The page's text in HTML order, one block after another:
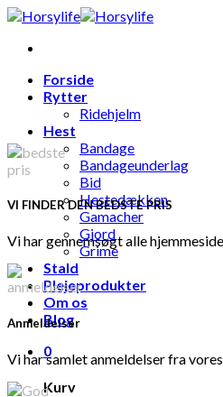
Skip
content
Forside
Rytter
Ridehjelm
Hest
Bandage
Bandageunderlag
Bid
Hestedækken
Gamacher
Gjord
Grime
Stald
Plejeprodukter
Om os
Blog
0
Kurv
VI FINDER DEN BEDSTE PRIS
Vi har gennemsøgt alle
Anmeldelser
Vi har samlet anmeldelser fra